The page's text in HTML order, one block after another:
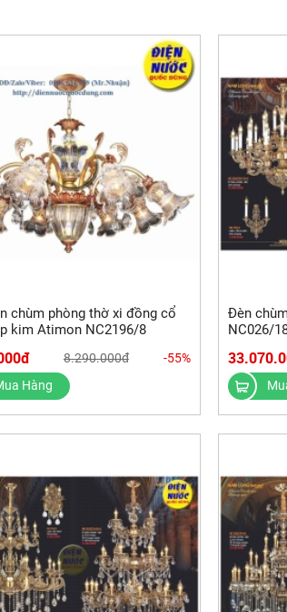
chùm phòng thờ xi đồng cổ
kim Atimon NC2196/8
8.290.000đ
-55%
Hàng
Đèn
NC026/